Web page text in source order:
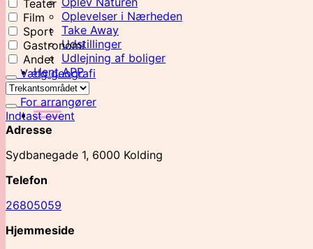
Oplevelser i Nærheden
Take Away
Udstillinger
Udlejning af boliger
Hent APP
Om os
Teater
Film
Sport
Gastronomi
Andet
Vælg geografi
For arrangører
Indtast event
Adresse
Sydbanegade 1, 6000 Kolding
Telefon
26805059
Hjemmeside